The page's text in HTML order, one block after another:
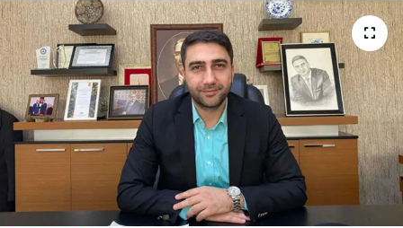
DÜNYA
EĞİTİM
EKONOMİ
Emlak